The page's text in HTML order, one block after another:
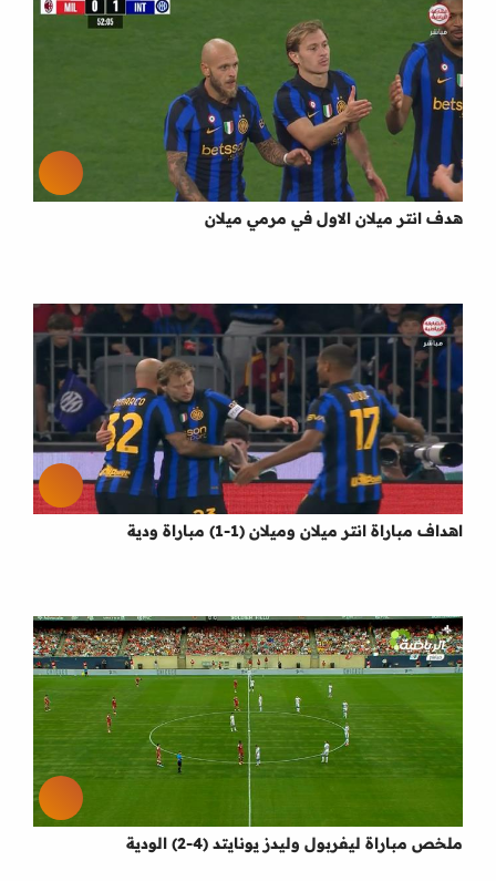
هدف انتر ميلان الاول في مرمي ميلان
اهداف مباراة انتر ميلان وميلان (1-1) مباراة ودية
ملخص مباراة ليفربول وليدز يونايتد (4-2) الودية